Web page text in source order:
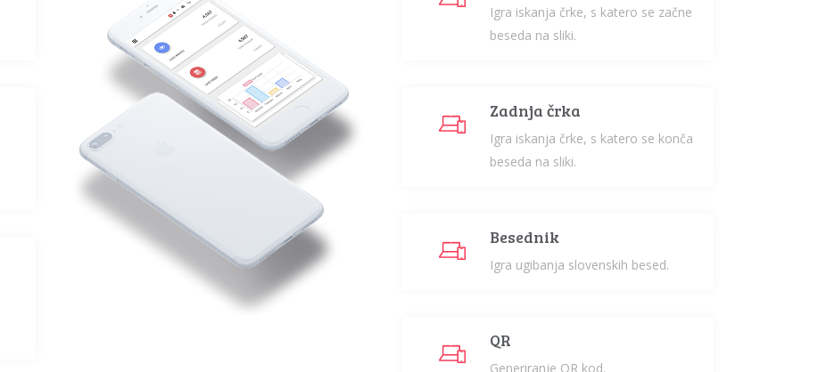
Igra iskanja črke, s katero se začne
beseda na sliki.
Zadnja črka
Igra iskanja črke, s katero se konča
beseda na sliki.
Besednik
Igra ugibanja slovenskih besed.
QR
Generiranje QR kod.